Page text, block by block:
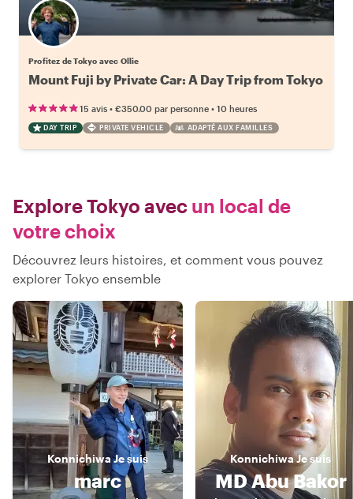
Profitez de Tokyo avec Ollie
Mount Fuji by Private Car: A Day Trip from Tokyo
15 avis • €350.00 par personne • 10 heures
DAY TRIP PRIVATE VEHICLE ADAPTÉ AUX FAMILLES
Explore Tokyo avec un local de
votre choix
Découvrez leurs histoires, et comment vous pouvez
explorer Tokyo ensemble
KonnichiwaJe suis
marc
KonnichiwaJe suis
MD Abu Bakor